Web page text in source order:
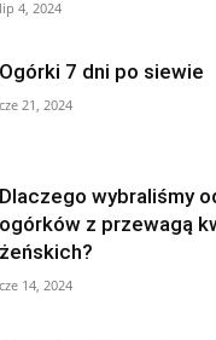
lip 4, 2024
Ogórki 7 dni po siewie
cze 21, 2024
Dlaczego wybraliśmy
ogórków z przewagą
żeńskich?
cze 14, 2024